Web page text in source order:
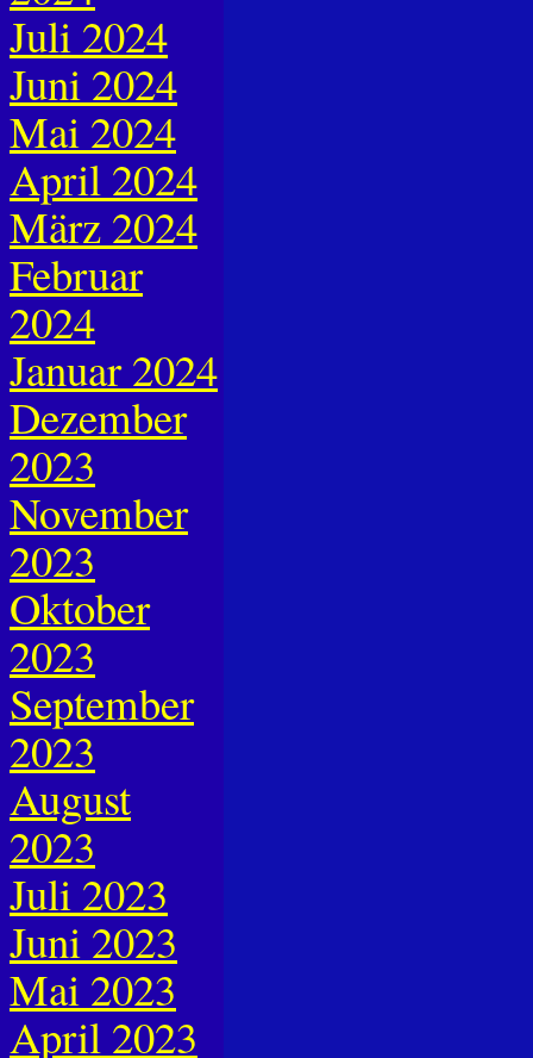
Juli 2024
Juni 2024
Mai 2024
April 2024
März 2024
Februar
2024
Januar 2024
Dezember
2023
November
2023
Oktober
2023
September
2023
August
2023
Juli 2023
Juni 2023
Mai 2023
April 2023